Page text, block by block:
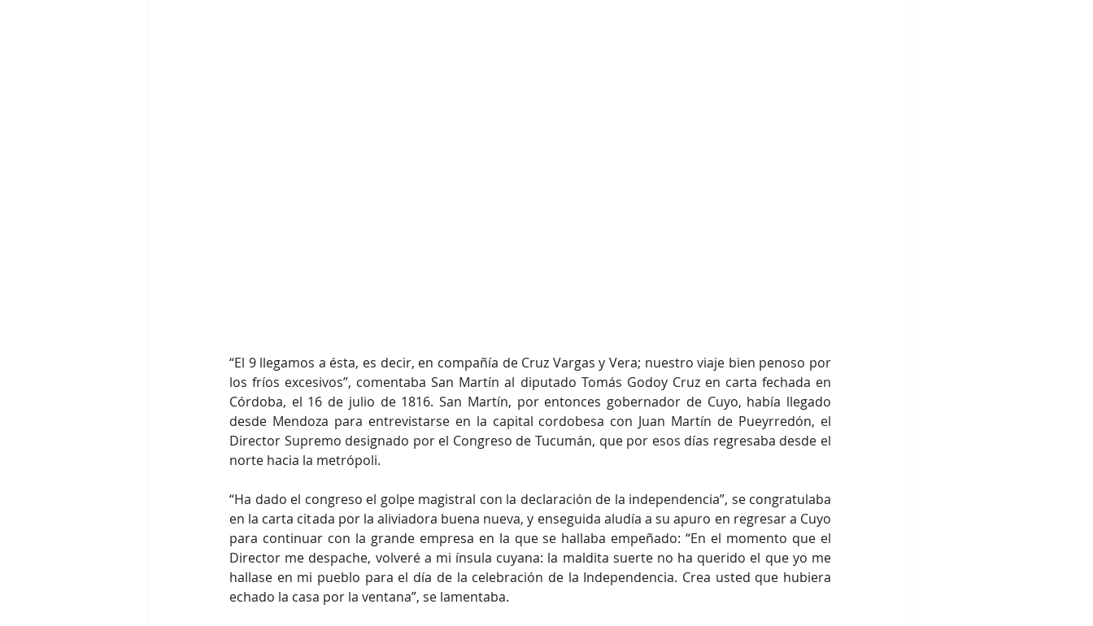
“El 9 llegamos a ésta, es decir, en compañía de Cruz Vargas y Vera; nuestro viaje bien penoso por
los fríos excesivos”, comentaba San Martín al diputado Tomás Godoy Cruz en carta fechada en
Córdoba, el 16 de julio de 1816. San Martín, por entonces gobernador de Cuyo, había llegado
desde Mendoza para entrevistarse en la capital cordobesa con Juan Martín de Pueyrredón, el
Director Supremo designado por el Congreso de Tucumán, que por esos días regresaba desde el
norte hacia la metrópoli.
“Ha dado el congreso el golpe magistral con la declaración de la independencia”, se congratulaba
en la carta citada por la aliviadora buena nueva, y enseguida aludía a su apuro en regresar a Cuyo
para continuar con la grande empresa en la que se hallaba empeñado: “En el momento que el
Director me despache, volveré a mi ínsula cuyana: la maldita suerte no ha querido el que yo me
hallase en mi pueblo para el día de la celebración de la Independencia. Crea usted que hubiera
echado la casa por la ventana”, se lamentaba.